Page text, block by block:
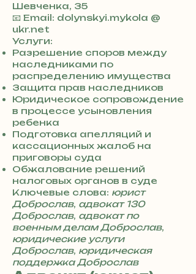
Шевченка, 35
+
3
8
0
7
3
0
4
8
5
7
8
4
📧 Email: dolynskyi.mykola @
ukr.net
Услуги:
Разрешение споров между
наследниками по
распределению имущества
Защита прав наследников
Юридическое сопровождение
в процессе усыновления
ребенка
Подготовка апелляций и
кассационных жалоб на
приговоры суда
Обжалование решений
налоговых органов в суде
Ключевые слова: юрист
Доброслав, адвокат 130
Доброслав, адвокат по
военным делам Доброслав,
юридические услуги
Доброслав, юридическая
поддержка Доброслав